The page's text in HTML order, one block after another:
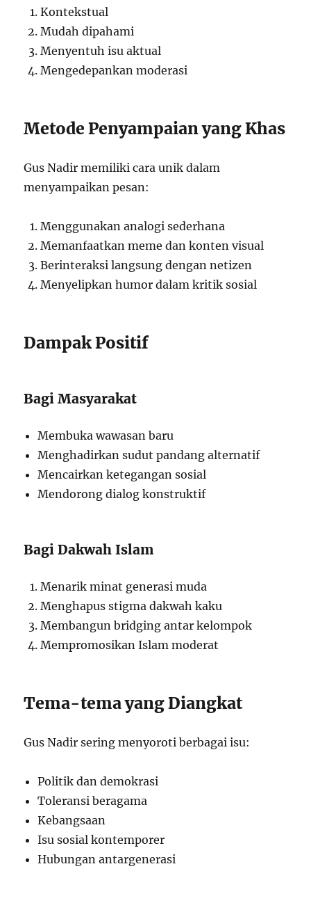
Kontekstual
Mudah dipahami
Menyentuh isu aktual
Mengedepankan moderasi
Metode Penyampaian yang Khas
Gus Nadir memiliki cara unik dalam
menyampaikan pesan:
Menggunakan analogi sederhana
Memanfaatkan meme dan konten visual
Berinteraksi langsung dengan netizen
Menyelipkan humor dalam kritik sosial
Dampak Positif
Bagi Masyarakat
Membuka wawasan baru
Menghadirkan sudut pandang alternatif
Mencairkan ketegangan sosial
Mendorong dialog konstruktif
Bagi Dakwah Islam
Menarik minat generasi muda
Menghapus stigma dakwah kaku
Membangun bridging antar kelompok
Mempromosikan Islam moderat
Tema-tema yang Diangkat
Gus Nadir sering menyoroti berbagai isu:
Politik dan demokrasi
Toleransi beragama
Kebangsaan
Isu sosial kontemporer
Hubungan antargenerasi